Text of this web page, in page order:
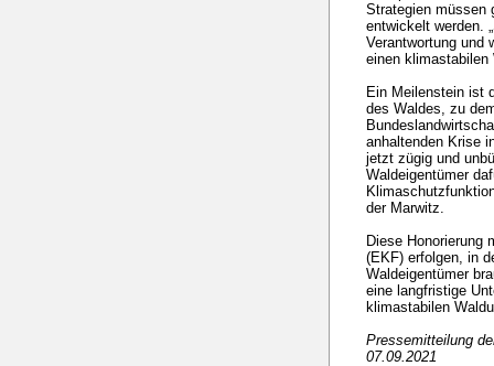
Strategien müssen
entwickelt werden.
Verantwortung und
einen klimastabilen
Ein Meilenstein ist
des Waldes, zu
anhaltenden Krise
jetzt zügig und
Waldeigentümer
der Marwitz.
Diese Honorierung
(EKF) erfolgen, in
Waldeigentümer
eine langfristige
klimastabilen
Pressemitteilung
07.09.2021